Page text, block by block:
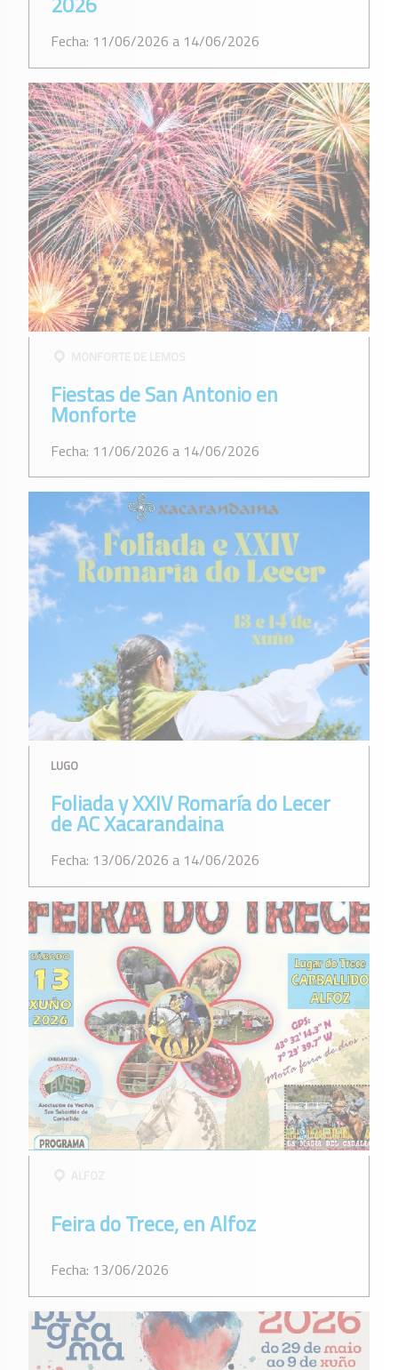
Fecha: 11/06/2026 a 14/06/2026
MONFORTE DE LEMOS
Fiestas de San Antonio en
Monforte
Fecha: 11/06/2026 a 14/06/2026
LUGO
Foliada y XXIV Romaría do Lecer
de AC Xacarandaina
Fecha: 13/06/2026 a 14/06/2026
Feira do Trece, en Alfoz
Fecha: 13/06/2026